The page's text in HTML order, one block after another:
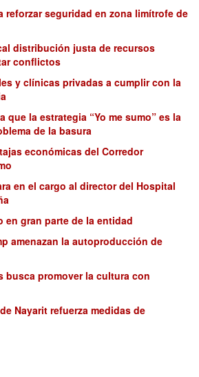
reforzar seguridad en zona limítrofe de
distribución justa de recursos
conflictos
y clínicas privadas a cumplir con la
que la estrategia “Yo me sumo” es la
de la basura
económicas del Corredor
en el cargo al director del Hospital
en gran parte de la entidad
amenazan la autoproducción de
busca promover la cultura con
Nayarit refuerza medidas de